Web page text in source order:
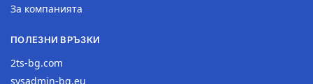
За компанията
ПОЛЕЗНИ ВРЪЗКИ
2ts-bg.com
sysadmin-bg.eu